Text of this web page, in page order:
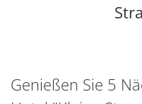
Genießen Sie 5